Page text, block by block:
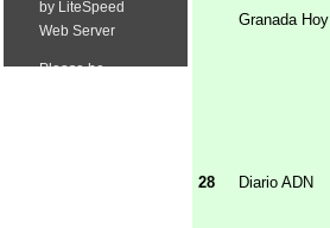
Granada Hoy
28 Diario ADN